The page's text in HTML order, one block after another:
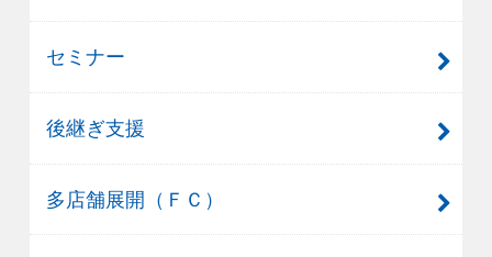
セミナー
後継ぎ支援
多店舗展開（ＦＣ）